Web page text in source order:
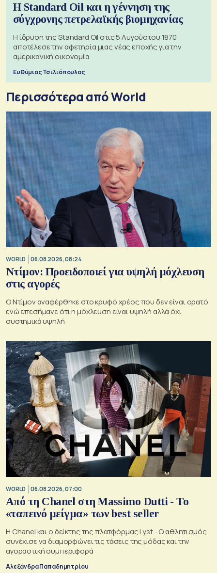
Η Standard Oil και η γέννηση της
σύγχρονης πετρελαϊκής βιομηχανίας
Η ίδρυση της Standard Oil στις 5 Αυγούστου 1870
αποτέλεσε την αφετηρία μιας νέας εποχής για την
αμερικανική οικονομία
Ευθύμιος Τσιλιόπουλος
Περισσότερα από World
WORLD 06.08.2026, 08:24
Ντίμον: Προειδοποιεί για υψηλή μόχλευση
στις αγορές
Ο Ντίμον αναφέρθηκε στο κρυφό χρέος που δεν είναι ορατό
ενώ επεσήμανε ότι η μόχλευση είναι υψηλή αλλά όχι
συστημικά υψηλή
WORLD 06.08.2026, 07:00
Από τη Chanel στη Massimo Dutti - Το
«ταπεινό μείγμα» των best seller
Η Chanel και ο δείκτης της πλατφόρμας Lyst - Ο αθλητισμός
συνέχισε να διαμορφώνει τις τάσεις της μόδας και την
αγοραστική συμπεριφορά
Αλεξάνδρα Παπαδημητρίου